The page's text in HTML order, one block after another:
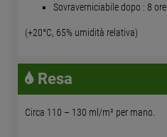
Sovraverniciabile dopo : 8 ore
(+20°C, 65% umidità relativa)
Resa
Circa 110 – 130 ml/m² per mano.